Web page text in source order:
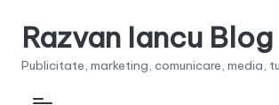
Razvan Iancu Blog
Publicitate, marketing, comunicare, media,